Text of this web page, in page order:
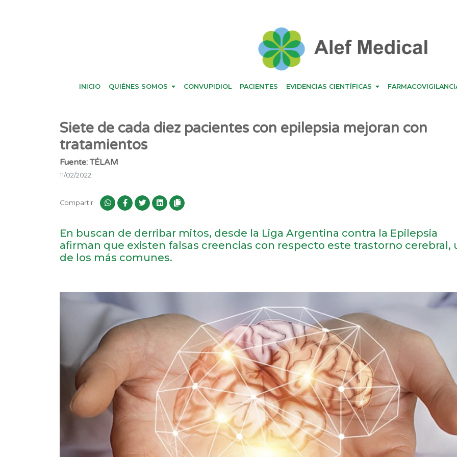
INICIO QUIÉNES SOMOS CONVUPIDIOL PACIENTES EVIDENCIAS CIENTÍFICAS
Siete de cada diez pacientes con epilepsia mejoran con
tratamientos
Fuente: TÉLAM
11/02/2022
Compartir:
En buscan de derribar mitos, desde la Liga Argentina contra la Epilepsia
afirman que existen falsas creencias con respecto este trastorno cerebral,
de los más comunes.